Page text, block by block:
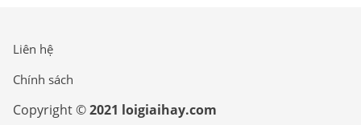
Liên hệ
Chính sách
Copyright ©2021 loigiaihay.com